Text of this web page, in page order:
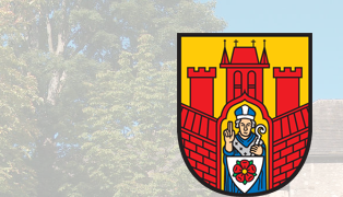
Skip
to
content
Skip
to
main
navigation
Skip
to
footer